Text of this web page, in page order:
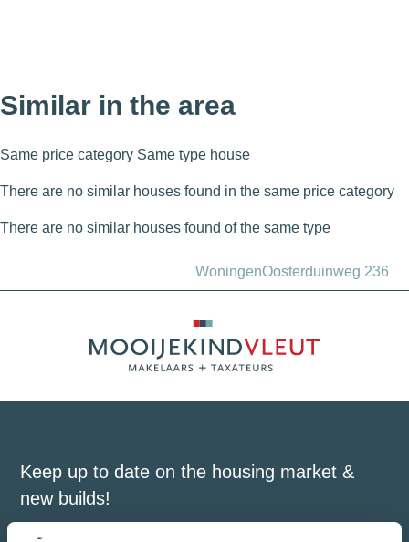
Similar in the area
Same price category Same type house
There are no similar houses found in the same price category
There are no similar houses found of the same type
WoningenOosterduinweg 236
Keep up to date on the housing market &
new builds!